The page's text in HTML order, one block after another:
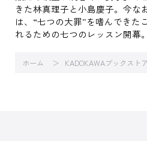
きた林真理子と小島慶子。今な
は、“七つの大罪”を嗜んでき
れるための七つのレッスン開幕。
ホーム KADOKAWAブックストア